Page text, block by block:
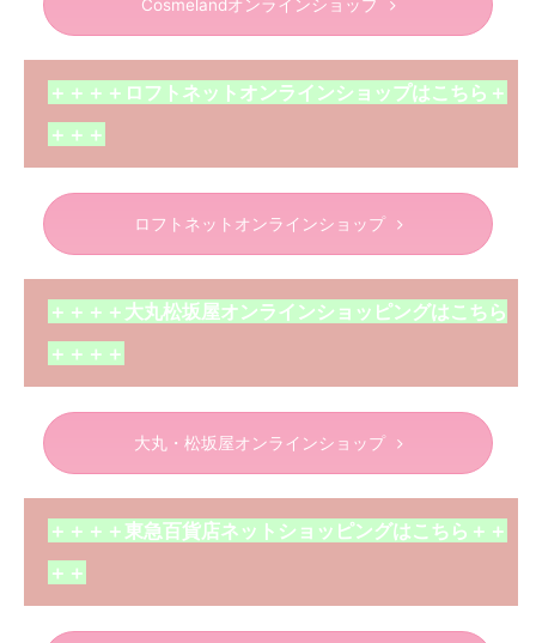
Cosmelandオンラインショップ
＋＋＋＋ロフトネットオンラインショップはこちら＋
＋＋＋
ロフトネットオンラインショップ
＋＋＋＋大丸松坂屋オンラインショッピングはこちら
＋＋＋＋
大丸・松坂屋オンラインショップ
＋＋＋＋東急百貨店ネットショッピングはこちら＋＋
＋＋